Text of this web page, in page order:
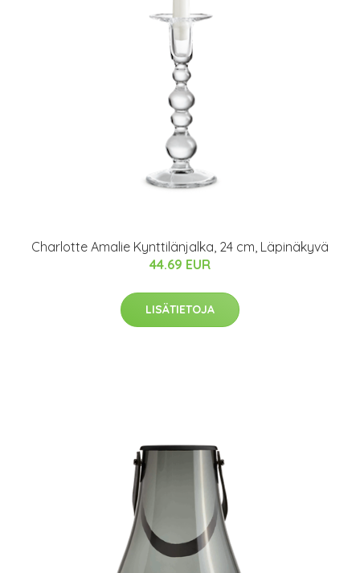
Charlotte Amalie Kynttilänjalka, 24 cm, Läpinäkyvä
44.69 EUR
LISÄTIETOJA